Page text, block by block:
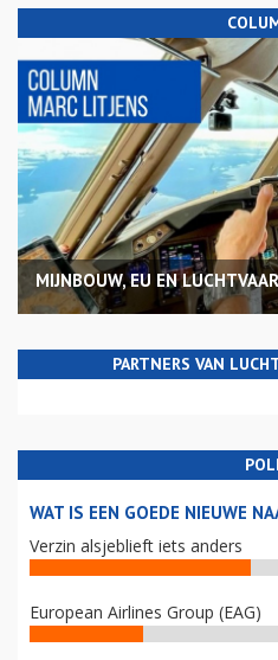
MIJNBOUW, EU EN
PARTNERS VAN
WAT IS EEN GOEDE NIEUWE
Verzin alsjeblieft iets anders
European Airlines Group (EAG)